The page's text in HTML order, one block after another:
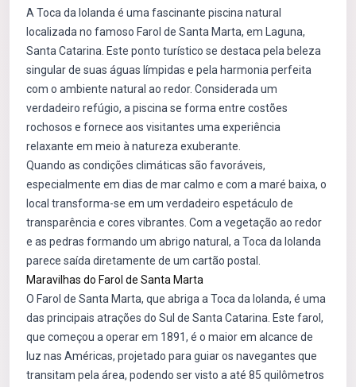
A Toca da Iolanda é uma fascinante piscina natural
localizada no famoso Farol de Santa Marta, em Laguna,
Santa Catarina. Este ponto turístico se destaca pela beleza
singular de suas águas límpidas e pela harmonia perfeita
com o ambiente natural ao redor. Considerada um
verdadeiro refúgio, a piscina se forma entre costões
rochosos e fornece aos visitantes uma experiência
relaxante em meio à natureza exuberante.
Quando as condições climáticas são favoráveis,
especialmente em dias de mar calmo e com a maré baixa, o
local transforma-se em um verdadeiro espetáculo de
transparência e cores vibrantes. Com a vegetação ao redor
e as pedras formando um abrigo natural, a Toca da Iolanda
parece saída diretamente de um cartão postal.
Maravilhas do Farol de Santa Marta
O Farol de Santa Marta, que abriga a Toca da Iolanda, é uma
das principais atrações do Sul de Santa Catarina. Este farol,
que começou a operar em 1891, é o maior em alcance de
luz nas Américas, projetado para guiar os navegantes que
transitam pela área, podendo ser visto a até 85 quilômetros